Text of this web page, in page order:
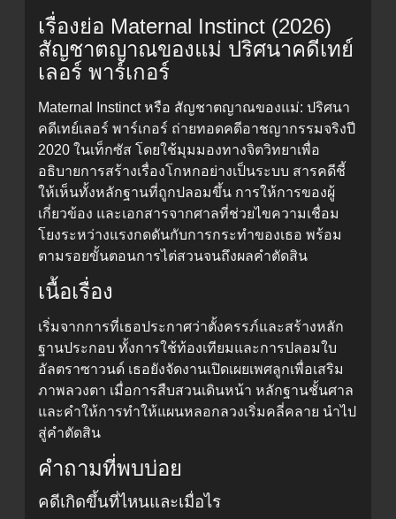
เรื่องย่อ Maternal Instinct (2026)
สัญชาตญาณของแม่ ปริศนาคดีเทย์
เลอร์ พาร์เกอร์
Maternal Instinct หรือ สัญชาตญาณของแม่: ปริศนา
คดีเทย์เลอร์ พาร์เกอร์ ถ่ายทอดคดีอาชญากรรมจริงปี
2020 ในเท็กซัส โดยใช้มุมมองทางจิตวิทยาเพื่อ
อธิบายการสร้างเรื่องโกหกอย่างเป็นระบบ สารคดีชี้
ให้เห็นทั้งหลักฐานที่ถูกปลอมขึ้น การให้การของผู้
เกี่ยวข้อง และเอกสารจากศาลที่ช่วยไขความเชื่อม
โยงระหว่างแรงกดดันกับการกระทำของเธอ พร้อม
ตามรอยขั้นตอนการไต่สวนจนถึงผลคำตัดสิน
เนื้อเรื่อง
เริ่มจากการที่เธอประกาศว่าตั้งครรภ์และสร้างหลัก
ฐานประกอบ ทั้งการใช้ท้องเทียมและการปลอมใบ
อัลตราซาวนด์ เธอยังจัดงานเปิดเผยเพศลูกเพื่อเสริม
ภาพลวงตา เมื่อการสืบสวนเดินหน้า หลักฐานชั้นศาล
และคำให้การทำให้แผนหลอกลวงเริ่มคลี่คลาย นำไป
สู่คำตัดสิน
คำถามที่พบบ่อย
คดีเกิดขึ้นที่ไหนและเมื่อไร